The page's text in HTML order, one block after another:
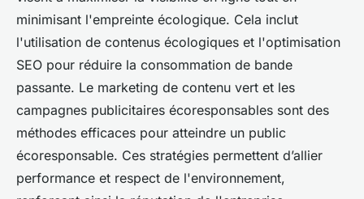
minimisant l'empreinte écologique. Cela inclut
l'utilisation de contenus écologiques et l'optimisation
SEO pour réduire la consommation de bande
passante. Le marketing de contenu vert et les
campagnes publicitaires écoresponsables sont des
méthodes efficaces pour atteindre un public
écoresponsable. Ces stratégies permettent d’allier
performance et respect de l'environnement,